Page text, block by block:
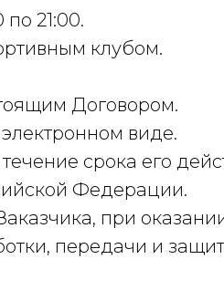
21:00.
клубом.
Договором.
виде.
срока его
Федерации.
при
передачи и